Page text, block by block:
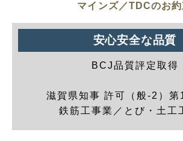
マインズ／TDCのお約
安心安全な品質
BCJ品質評定取得
滋賀県知事 許可（般-2）
鉄筋工事業／とび・土工